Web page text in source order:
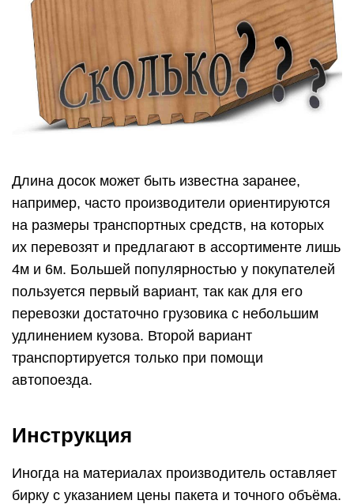
Длина досок может быть известна заранее,
например, часто производители ориентируются
на размеры транспортных средств, на которых
их перевозят и предлагают в ассортименте лишь
4м и 6м. Большей популярностью у покупателей
пользуется первый вариант, так как для его
перевозки достаточно грузовика с небольшим
удлинением кузова. Второй вариант
транспортируется только при помощи
автопоезда.
Инструкция
Иногда на материалах производитель оставляет
бирку с указанием цены пакета и точного объёма.